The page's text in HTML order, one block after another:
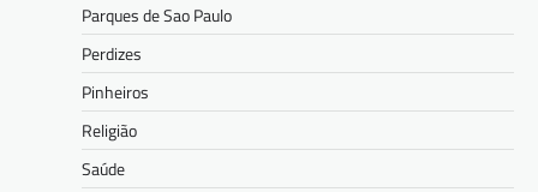
Parques de Sao Paulo
Perdizes
Pinheiros
Religião
Saúde